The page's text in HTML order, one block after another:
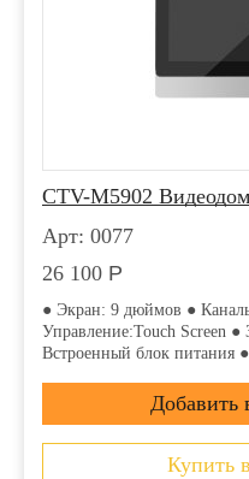
CTV-M5902
Арт: 0077
26 100 Р
● Экран: 9 дюймов ●
Управление:Touch Screen ●
Встроенный блок питания
Купить